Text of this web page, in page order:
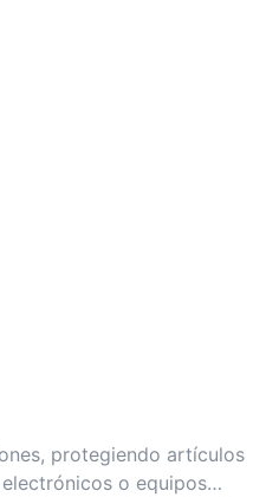
protegiendo artículos
o equipos